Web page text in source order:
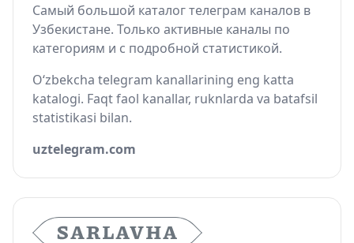
Самый большой каталог телеграм каналов в
Узбекистане. Только активные каналы по
категориям и с подробной статистикой.
O‘zbekcha telegram kanallarining eng katta
katalogi. Faqt faol kanallar, ruknlarda va batafsil
statistikasi bilan.
uztelegram.com